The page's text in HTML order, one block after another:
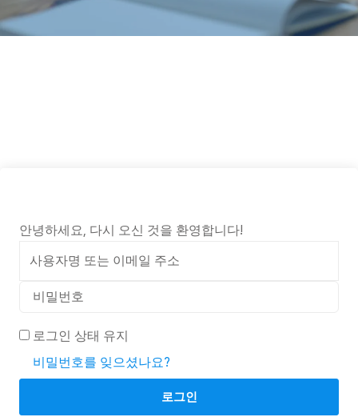
안녕하세요, 다시 오신 것을 환영합니다!
로그인 상태 유지
비밀번호를 잊으셨나요?
로그인